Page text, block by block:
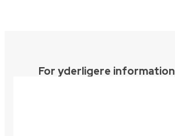
For yderligere